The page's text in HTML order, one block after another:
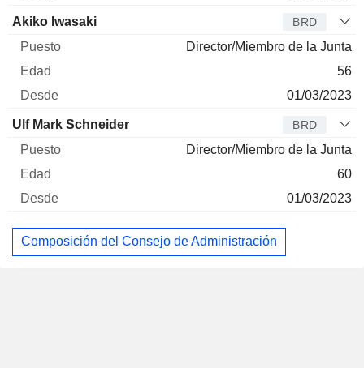
Akiko Iwasaki BRD
Director/Miembro de la Junta
56
01/03/2023
Ulf Mark Schneider BRD
Director/Miembro de la Junta
60
01/03/2023
Composición del Consejo de Administración